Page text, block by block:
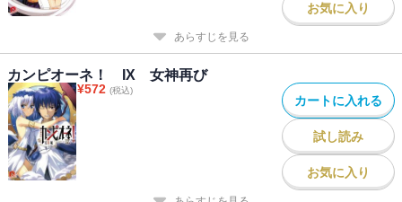
お気に入り
あらすじを見る
カンピオーネ！ IX 女神再び
¥572 (税込)
カートに入れる
試し読み
お気に入り